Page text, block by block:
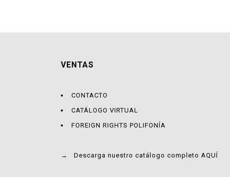
VENTAS
CONTACTO
CATÁLOGO VIRTUAL
FOREIGN RIGHTS POLIFONÍA
→ Descarga nuestro catálogo completo AQUÍ